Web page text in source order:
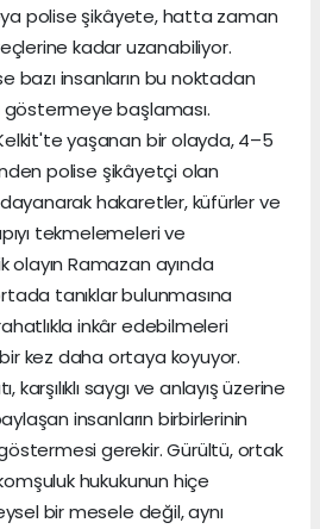
polise şikâyete, hatta zaman
kadar uzanabiliyor.
bazı insanların bu noktadan
başlaması.
yaşanan bir olayda, 4–5
polise şikâyetçi olan
dayanarak hakaretler, küfürler ve
tekmelemeleri ve
olayın Ramazan ayında
tanıklar bulunmasına
inkâr edebilmeleri
kez daha ortaya koyuyor.
saygı ve anlayış üzerine
insanların birbirlerinin
gerekir. Gürültü, ortak
hukukunun hiçe
bir mesele değil, aynı